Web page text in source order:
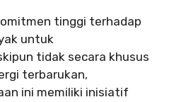
tinggi terhadap
untuk
tidak secara khusus
terbarukan,
ini memiliki inisiatif